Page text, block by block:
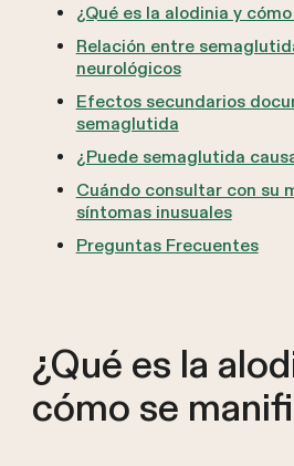
¿Qué es la alodinia y
Relación entre
neurológicos
Efectos secundarios
semaglutida
¿Puede semaglutida
Cuándo consultar con su
síntomas inusuales
Preguntas Frecuentes
¿Qué es la
cómo se